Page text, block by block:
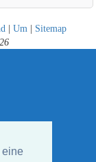
eine
| Um | Sitemap